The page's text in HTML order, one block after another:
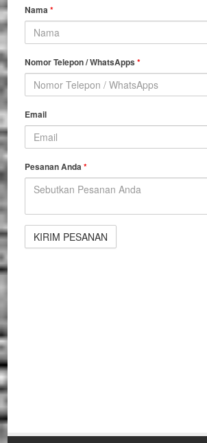
Nama*
Nomor Telepon / WhatsApps*
Email
Pesanan Anda*